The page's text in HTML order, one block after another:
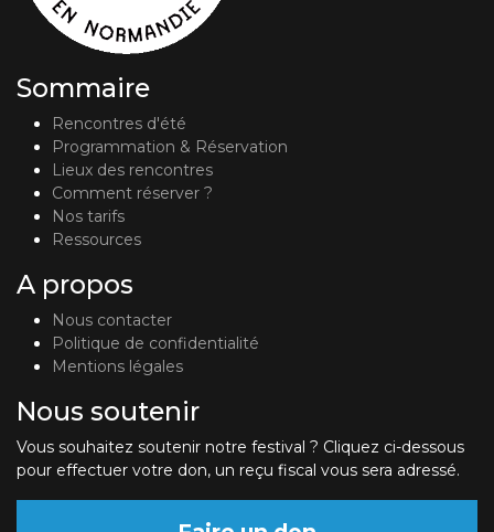
Sommaire
Rencontres d'été
Programmation & Réservation
Lieux des rencontres
Comment réserver ?
Nos tarifs
Ressources
A propos
Nous contacter
Politique de confidentialité
Mentions légales
Nous soutenir
Vous souhaitez soutenir notre festival ? Cliquez ci-dessous
pour effectuer votre don, un reçu fiscal vous sera adressé.